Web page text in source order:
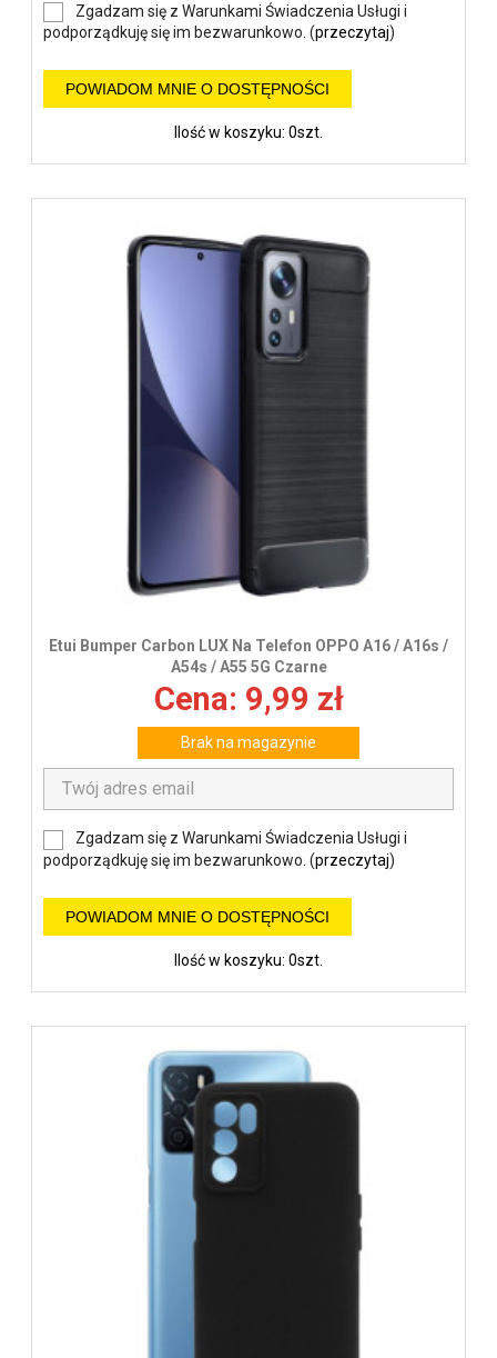
Zgadzam się z Warunkami Świadczenia Usługi i
podporządkuję się im bezwarunkowo. (przeczytaj)
POWIADOM MNIE O DOSTĘPNOŚCI
Ilość w koszyku: 0szt.
Etui Bumper Carbon LUX Na Telefon OPPO A16 / A16s /
A54s / A55 5G Czarne
Cena: 9,99 zł
Brak na magazynie
Zgadzam się z Warunkami Świadczenia Usługi i
podporządkuję się im bezwarunkowo. (przeczytaj)
POWIADOM MNIE O DOSTĘPNOŚCI
Ilość w koszyku: 0szt.